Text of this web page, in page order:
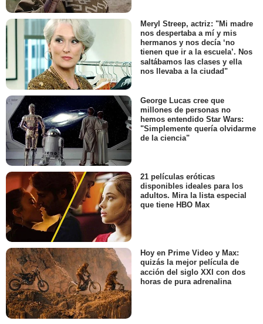
Meryl Streep, actriz: "Mi madre
nos despertaba a mí y mis
hermanos y nos decía ‘no
tienen que ir a la escuela’. Nos
saltábamos las clases y ella
nos llevaba a la ciudad"
George Lucas cree que
millones de personas no
hemos entendido Star Wars:
"Simplemente quería olvidarme
de la ciencia"
21 películas eróticas
disponibles ideales para los
adultos. Mira la lista especial
que tiene HBO Max
Hoy en Prime Video y Max:
quizás la mejor película de
acción del siglo XXI con dos
horas de pura adrenalina